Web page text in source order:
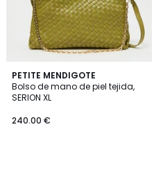
PETITE MENDIGOTE
Bolso de mano de piel tejida,
SERION XL
240.00 €